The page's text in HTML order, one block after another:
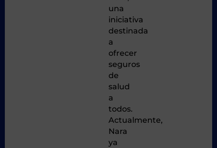
una
iniciativa
destinada
a
ofrecer
seguros
de
salud
a
todos.
Actualmente,
Nara
ya